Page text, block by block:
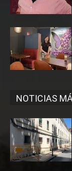
NOTICIAS